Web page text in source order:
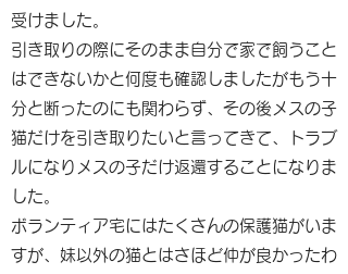
受けました。
引き取りの際にそのまま自分で家で飼うこと
はできないかと何度も確認しましたがもう十
分と断ったのにも関わらず、その後メスの子
猫だけを引き取りたいと言ってきて、トラブ
ルになりメスの子だけ返還することになりま
した。
ボランティア宅にはたくさんの保護猫がいま
すが、妹以外の猫とはさほど仲が良かったわ